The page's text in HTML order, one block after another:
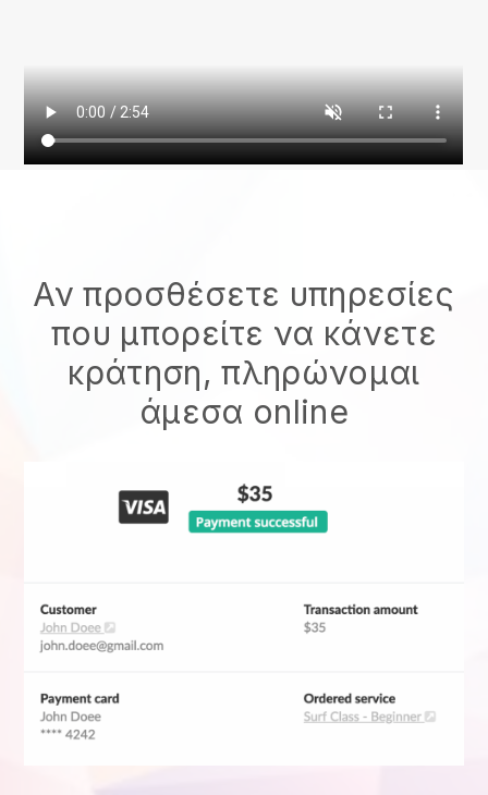
Αν προσθέσετε υπηρεσίες
που μπορείτε να κάνετε
κράτηση, πληρώνομαι
άμεσα online